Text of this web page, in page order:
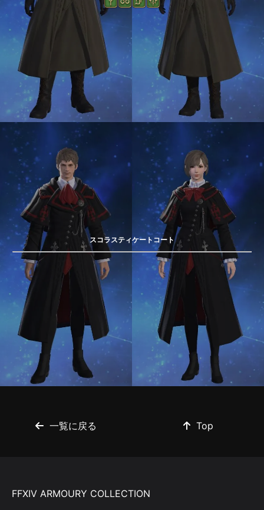
スコラスティケートコート
一覧に戻る Top
FFXIV ARMOURY COLLECTION